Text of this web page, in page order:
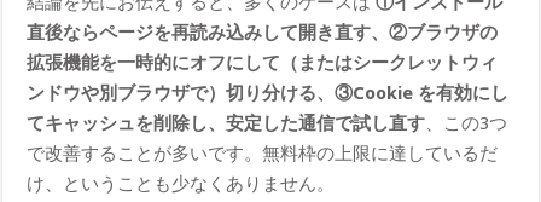
直後ならページを再読み込みして開き直す、②ブラウザの
拡張機能を一時的にオフにして（またはシークレットウィ
ンドウや別ブラウザで）切り分ける、③Cookie を有効にし
てキャッシュを削除し、安定した通信で試し直す、この3つ
で改善することが多いです。無料枠の上限に達しているだ
け、ということも少なくありません。